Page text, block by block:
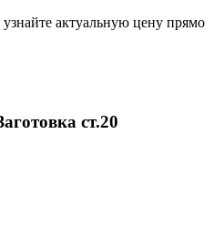
актуальную цену прямо
ст.20